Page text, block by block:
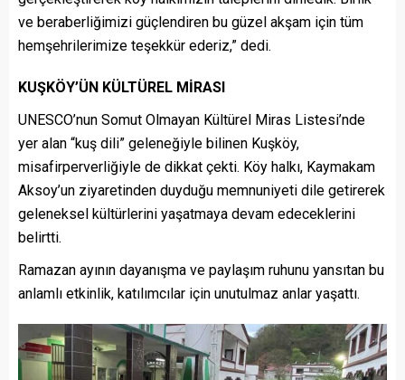
ve beraberliğimizi güçlendiren bu güzel akşam için tüm
hemşehrilerimize teşekkür ederiz,” dedi.
KUŞKÖY’ÜN KÜLTÜREL MİRASI
UNESCO’nun Somut Olmayan Kültürel Miras Listesi’nde
yer alan “kuş dili” geleneğiyle bilinen Kuşköy,
misafirperverliğiyle de dikkat çekti. Köy halkı, Kaymakam
Aksoy’un ziyaretinden duyduğu memnuniyeti dile getirerek
geleneksel kültürlerini yaşatmaya devam edeceklerini
belirtti.
Ramazan ayının dayanışma ve paylaşım ruhunu yansıtan bu
anlamlı etkinlik, katılımcılar için unutulmaz anlar yaşattı.